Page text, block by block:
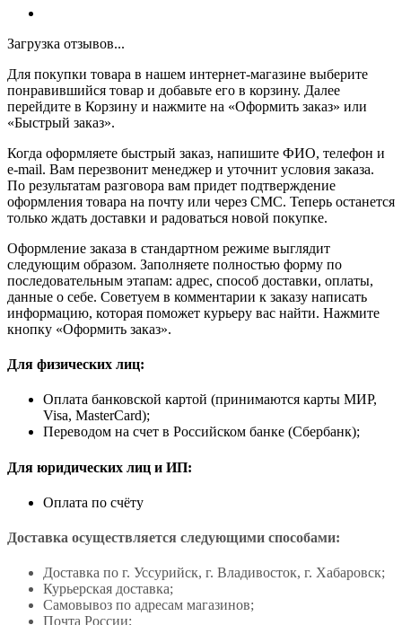
Загрузка отзывов...
Для покупки товара в нашем интернет-магазине выберите
понравившийся товар и добавьте его в корзину. Далее
перейдите в Корзину и нажмите на «Оформить заказ» или
«Быстрый заказ».
Когда оформляете быстрый заказ, напишите ФИО, телефон и
e-mail. Вам перезвонит менеджер и уточнит условия заказа.
По результатам разговора вам придет подтверждение
оформления товара на почту или через СМС. Теперь останется
только ждать доставки и радоваться новой покупке.
Оформление заказа в стандартном режиме выглядит
следующим образом. Заполняете полностью форму по
последовательным этапам: адрес, способ доставки, оплаты,
данные о себе. Советуем в комментарии к заказу написать
информацию, которая поможет курьеру вас найти. Нажмите
кнопку «Оформить заказ».
Для физических лиц:
Оплата банковской картой (принимаются карты МИР,
Visa, MasterCard);
Переводом на счет в Российском банке (Сбербанк);
Для юридических лиц и ИП:
Оплата по счёту
Доставка осуществляется следующими способами:
Доставка по г. Уссурийск, г. Владивосток, г. Хабаровск;
Курьерская доставка;
Самовывоз по адресам магазинов;
Почта России;